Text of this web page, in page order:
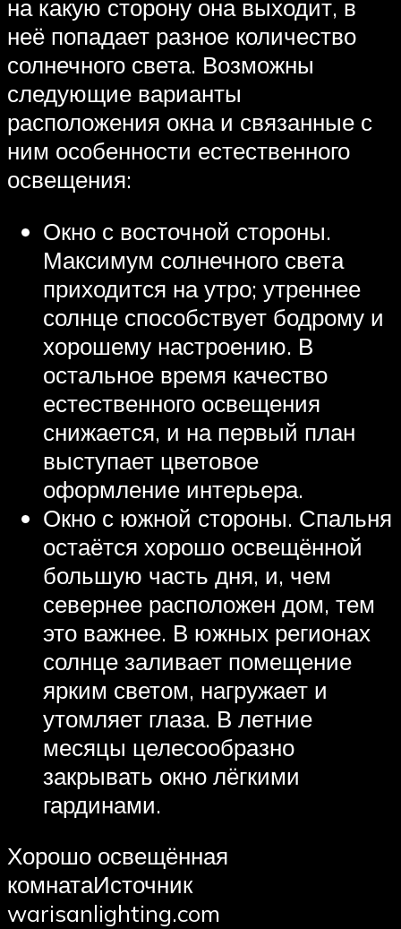
на какую сторону она выходит, в
неё попадает разное количество
солнечного света. Возможны
следующие варианты
расположения окна и связанные с
ним особенности естественного
освещения:
Окно с восточной стороны.
Максимум солнечного света
приходится на утро; утреннее
солнце способствует бодрому и
хорошему настроению. В
остальное время качество
естественного освещения
снижается, и на первый план
выступает цветовое
оформление интерьера.
Окно с южной стороны. Спальня
остаётся хорошо освещённой
большую часть дня, и, чем
севернее расположен дом, тем
это важнее. В южных регионах
солнце заливает помещение
ярким светом, нагружает и
утомляет глаза. В летние
месяцы целесообразно
закрывать окно лёгкими
гардинами.
Хорошо освещённая
комнатаИсточник
warisanlighting.com